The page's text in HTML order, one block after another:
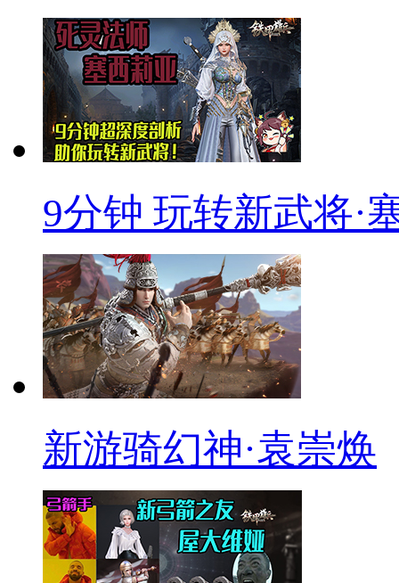
9分钟 玩转新武将·
新游骑幻神·袁崇焕